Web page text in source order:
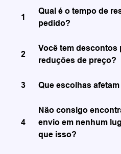
1
Qual é o tempo de
pedido?
2
Você tem descontos
reduções de preço?
3 Que escolhas
4
Não consigo
envio em nenhum
que isso?